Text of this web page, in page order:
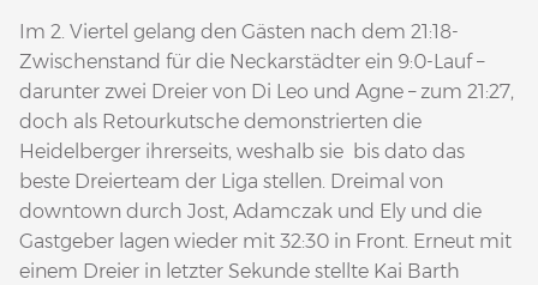
Im 2. Viertel gelang den Gästen nach dem 21:18-
Zwischenstand für die Neckarstädter ein 9:0-Lauf –
darunter zwei Dreier von Di Leo und Agne – zum 21:27,
doch als Retourkutsche demonstrierten die
Heidelberger ihrerseits, weshalb sie bis dato das
beste Dreierteam der Liga stellen. Dreimal von
downtown durch Jost, Adamczak und Ely und die
Gastgeber lagen wieder mit 32:30 in Front. Erneut mit
einem Dreier in letzter Sekunde stellte Kai Barth